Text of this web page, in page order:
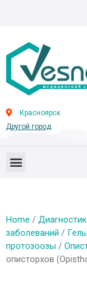
Красноярск
Другой город
Home /
заболеваний /
протозоозы /
описторхов